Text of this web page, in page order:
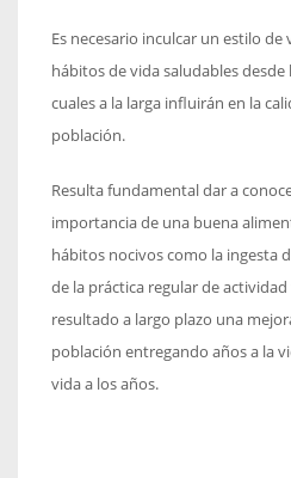
Es necesario inculcar un estilo
hábitos de vida saludables desde
cuales a la larga influirán en la
población.
Resulta fundamental dar a
importancia de una buena
hábitos nocivos como la ingesta
de la práctica regular de
resultado a largo plazo una
población entregando años a la
vida a los años.